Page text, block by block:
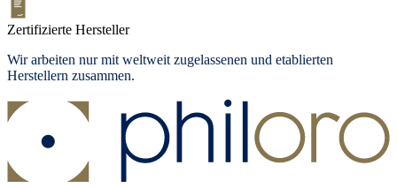
Zertifizierte Hersteller
Wir arbeiten nur mit weltweit zugelassenen und etablierten
Herstellern zusammen.